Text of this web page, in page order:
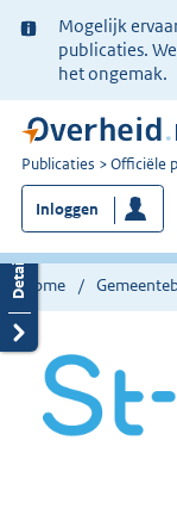
Ter
informatie:
Mogelijk
publicaties.
het ongemak.
U
bent
nu
hier:
Publicaties Officiële
Inloggen
Home